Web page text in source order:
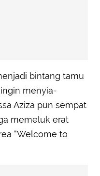
bintang tamu
ingin menyia-
Aziza pun sempat
memeluk erat
“Welcome to